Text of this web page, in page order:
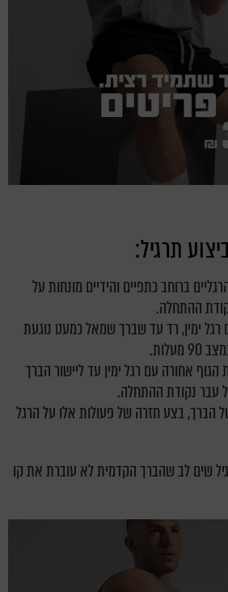
תרגיל:
ברוחב כתפיים והידיים מונחות על
ההתחלה.
ימין, רד עד שברך שמאל כמעט נוגעת
אחורה עם רגל ימין עד ליישור הברך
עבר נקודת ההתחלה.
הברך, בצע חזרה של פעולות אלו על הרגל
שים לב שהברך הקדמית לא עוברת את קו